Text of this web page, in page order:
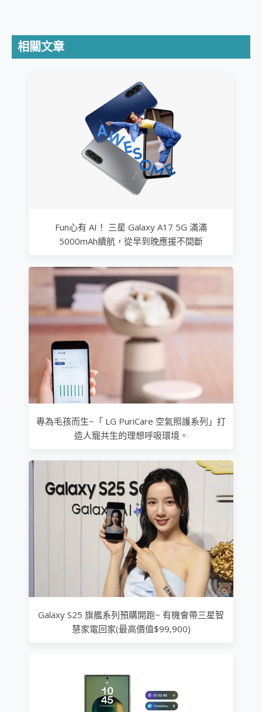
相關文章
Fun心有 AI！ 三星 Galaxy A17 5G 滿滿
5000mAh續航，從早到晚應援不間斷
專為毛孩而生~「 LG PuriCare 空氣照護系列」打
造人寵共生的理想呼吸環境。
Galaxy S25 旗艦系列預購開跑~ 有機會帶三星智
慧家電回家(最高價值$99,900)